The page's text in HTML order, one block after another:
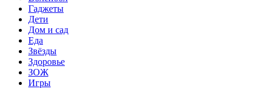
Гаджеты
Дети
Дом и сад
Еда
Звёзды
Здоровье
ЗОЖ
Игры